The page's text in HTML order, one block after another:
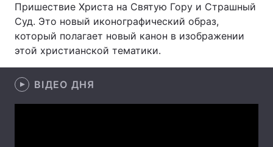
Головна Війна
Економіка
Пришествие Христа на Святую Гору и Страшный
Суд. Это новый иконографический образ,
который полагает новый канон в изображении
этой христианской тематики.
ВІДЕО ДНЯ